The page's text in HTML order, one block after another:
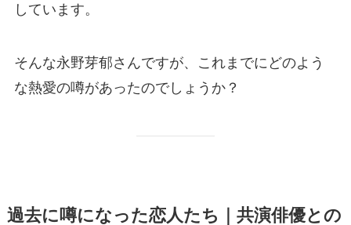
しています。
そんな永野芽郁さんですが、これまでにどのよう
な熱愛の噂があったのでしょうか？
過去に噂になった恋人たち｜共演俳優との